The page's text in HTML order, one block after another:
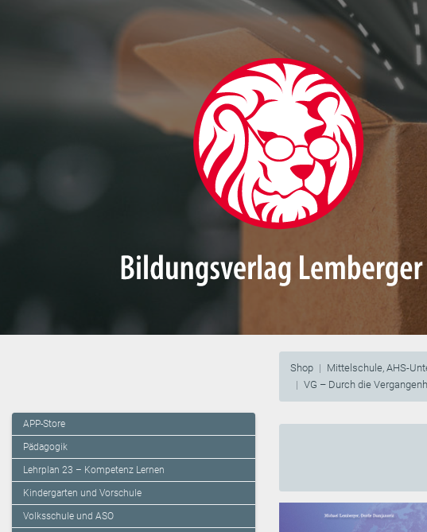
Shop Mittelschule, AHS-
VG – Durch die
APP-Store
Pädagogik
Lehrplan 23 – Kompetenz Lernen
Kindergarten und Vorschule
Volksschule und ASO